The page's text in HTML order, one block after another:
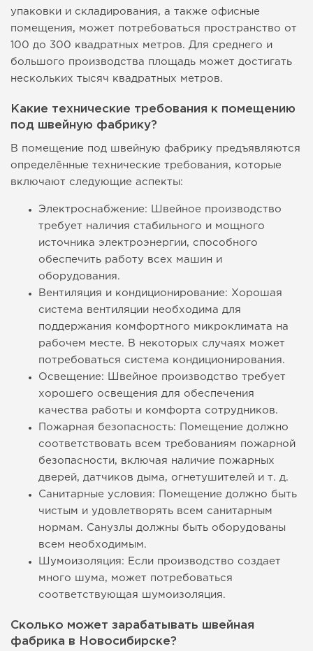
упаковки и складирования, а также офисные
помещения, может потребоваться пространство от
100 до 300 квадратных метров. Для среднего и
большого производства площадь может достигать
нескольких тысяч квадратных метров.
Какие технические требования к помещению
под швейную фабрику?
В помещение под швейную фабрику предъявляются
определённые технические требования, которые
включают следующие аспекты:
Электроснабжение: Швейное производство
требует наличия стабильного и мощного
источника электроэнергии, способного
обеспечить работу всех машин и
оборудования.
Вентиляция и кондиционирование: Хорошая
система вентиляции необходима для
поддержания комфортного микроклимата на
рабочем месте. В некоторых случаях может
потребоваться система кондиционирования.
Освещение: Швейное производство требует
хорошего освещения для обеспечения
качества работы и комфорта сотрудников.
Пожарная безопасность: Помещение должно
соответствовать всем требованиям пожарной
безопасности, включая наличие пожарных
дверей, датчиков дыма, огнетушителей и т. д.
Санитарные условия: Помещение должно быть
чистым и удовлетворять всем санитарным
нормам. Санузлы должны быть оборудованы
всем необходимым.
Шумоизоляция: Если производство создает
много шума, может потребоваться
соответствующая шумоизоляция.
Сколько может зарабатывать швейная
фабрика в Новосибирске?